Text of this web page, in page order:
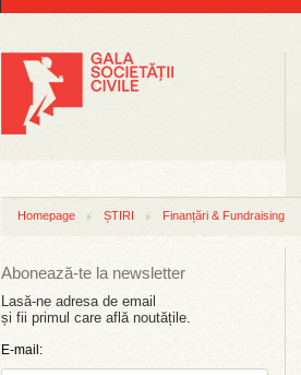
Homepage ȘTIRI Finanțări & Fundraising
Abonează-te la newsletter
Lasă-ne adresa de email
și fii primul care află noutățile.
E-mail: